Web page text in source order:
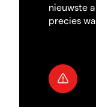
nieuwste
precies